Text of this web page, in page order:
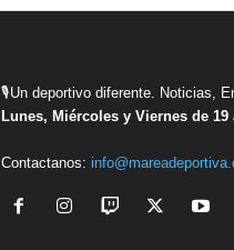
🎙Un deportivo diferente. Noticias,
Lunes, Miércoles y Viernes de 19
Contactanos: